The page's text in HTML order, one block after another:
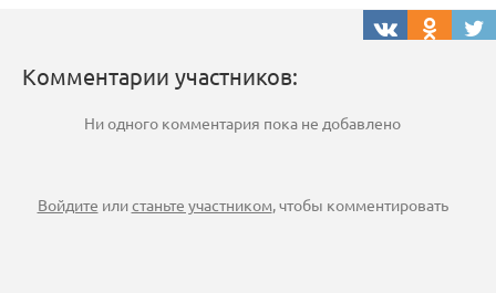
Комментарии участников:
Ни одного комментария пока не добавлено
Войдите илистаньте участником, чтобы комментировать